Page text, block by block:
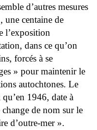
d’autres mesures
une centaine de
l’exposition
dans ce qu’on
forcés à se
» pour maintenir le
autochtones. Le
1946, date à
de nom sur le
d’outre-mer ».